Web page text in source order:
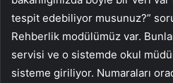
tespit edebiliyor musunuz?”
Rehberlik modülümüz var.
servisi ve o sistemde okul
sisteme giriliyor. Numaraları